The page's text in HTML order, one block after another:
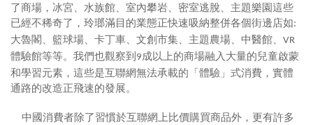
了商場，冰宮、水族館、室內攀岩、密室逃脫、主題樂園這些
已經不稀奇了，玲瑯滿目的業態正快速吸納整併各個街邊店如:
大魯閣、籃球場、卡丁車、文創市集、主題農場、中醫館、 VR
體驗館等等。我們也觀察到 9 成以上的商場融入大量的兒童啟蒙
和學習元素，這些是互聯網無法承載的「體驗」式消費，實體
通路的改造正飛速的發展。
中國消費者除了習慣於互聯網上比價購買商品外，更有許多